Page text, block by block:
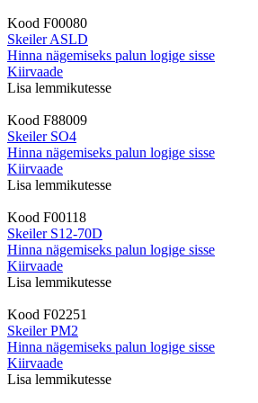
Kood F00080
Skeiler ASLD
Hinna nägemiseks palun logige sisse
Kiirvaade
Lisa lemmikutesse
Kood F88009
Skeiler SO4
Hinna nägemiseks palun logige sisse
Kiirvaade
Lisa lemmikutesse
Kood F00118
Skeiler S12-70D
Hinna nägemiseks palun logige sisse
Kiirvaade
Lisa lemmikutesse
Kood F02251
Skeiler PM2
Hinna nägemiseks palun logige sisse
Kiirvaade
Lisa lemmikutesse